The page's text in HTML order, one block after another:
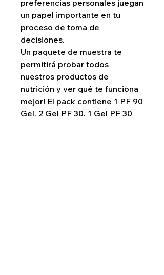
preferencias personales juegan
un papel importante en tu
proceso de toma de
decisiones.
Un paquete de muestra te
permitirá probar todos
nuestros productos de
nutrición y ver qué te funciona
mejor! El pack contiene 1 PF 90
Gel, 2 Gel PF 30, 1 Gel PF 30